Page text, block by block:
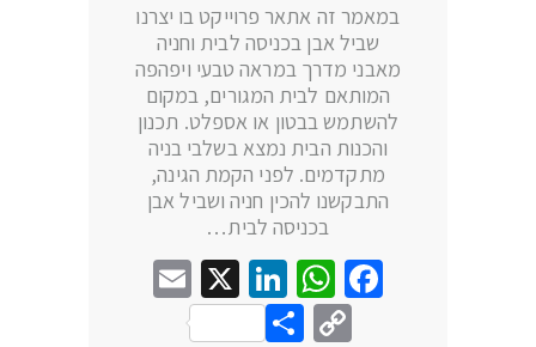
במאמר זה אתאר פרוייקט בו יצרנו
שביל אבן בכניסה לבית וחניה
מאבני מדרך במראה טבעי ויפהפה
המותאם לבית המגורים, במקום
להשתמש בבטון או אספלט. תכנון
והכנות הבית נמצא בשלבי בניה
מתקדמים. לפני הקמת הגינה,
התבקשנו להכין חניה ושביל אבן
בכניסה לבית…
Facebook
WhatsApp
LinkedIn
X
Copy
Share